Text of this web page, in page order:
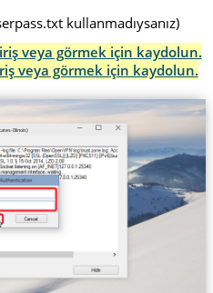
kullanmadıysanız)
veya görmek için kaydolun.
veya görmek için kaydolun.
Illinois)